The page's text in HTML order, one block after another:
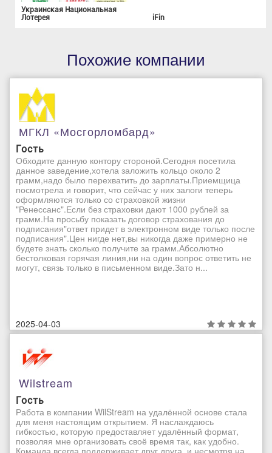
Украинская Национальная
Лотерея
iFin
Похожие компании
МГКЛ «Мосгорломбард»
Гость
Обходите данную контору стороной.Сегодня посетила
данное заведение,хотела заложить кольцо около 2
грамм,надо было перехватить до зарплаты.Приемщица
посмотрела и говорит, что сейчас у них залоги теперь
оформляются только со страховкой жизни
"Ренессанс".Если без страховки дают 1000 рублей за
грамм.На просьбу показать договор страхования до
подписания"ответ придет в электронном виде только после
подписания".Цен нигде нет,вы никогда даже примерно не
будете знать сколько получите за грамм.Абсолютно
бестолковая горячая линия,ни на один вопрос ответить не
могут, связь только в письменном виде.Зато н...
2025-04-03
Wilstream
Гость
Работа в компании WilStream на удалённой основе стала
для меня настоящим открытием. Я наслаждаюсь
гибкостью, которую предоставляет удалённый формат,
позволяя мне организовать своё время так, как удобно.
Команда всегда поддерживает друг друга, и несмотря на